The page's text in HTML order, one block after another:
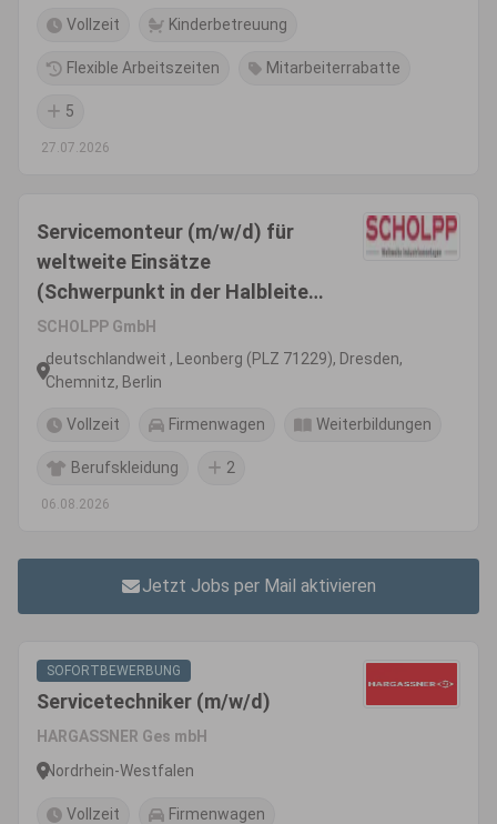
Vollzeit Kinderbetreuung
Flexible Arbeitszeiten Mitarbeiterrabatte
5
27.07.2026
Servicemonteur (m/w/d) für
weltweite Einsätze
(Schwerpunkt in der Halbleiter-
und Chipindustrie)
SCHOLPP GmbH
deutschlandweit , Leonberg (PLZ 71229), Dresden,
Chemnitz, Berlin
Vollzeit Firmenwagen Weiterbildungen
Berufskleidung 2
06.08.2026
Jetzt Jobs per Mail aktivieren
SOFORTBEWERBUNG
Servicetechniker (m/w/d)
HARGASSNER Ges mbH
Nordrhein-Westfalen
Vollzeit Firmenwagen